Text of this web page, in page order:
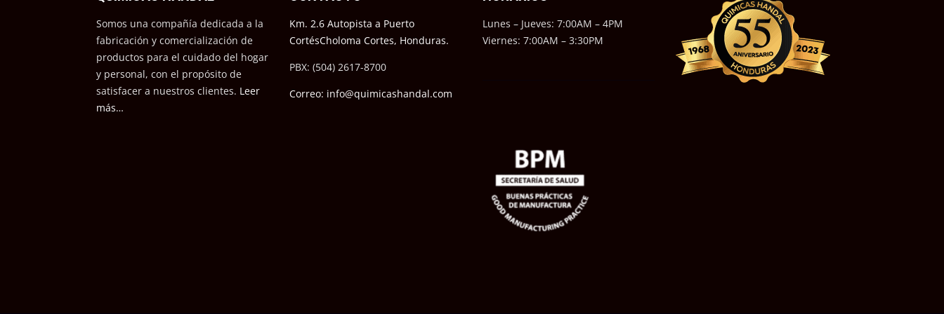
Somos una compañía dedicada a la
fabricación y comercialización de
productos para el cuidado del hogar
y personal, con el propósito de
satisfacer a nuestros clientes. Leer
más…
Km. 2.6 Autopista a Puerto
CortésCholoma Cortes, Honduras.
PBX: (504) 2617-8700
Correo: info@quimicashandal.com
Lunes – Jueves: 7:00AM – 4PM
Viernes: 7:00AM – 3:30PM